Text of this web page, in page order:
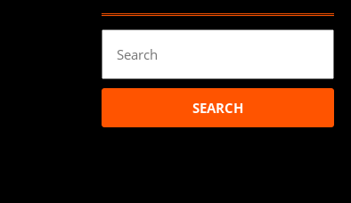
for: